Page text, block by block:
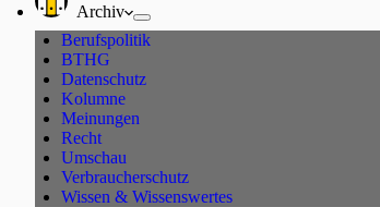
Archiv
Berufspolitik
BTHG
Datenschutz
Kolumne
Meinungen
Recht
Umschau
Verbraucherschutz
Wissen & Wissenswertes